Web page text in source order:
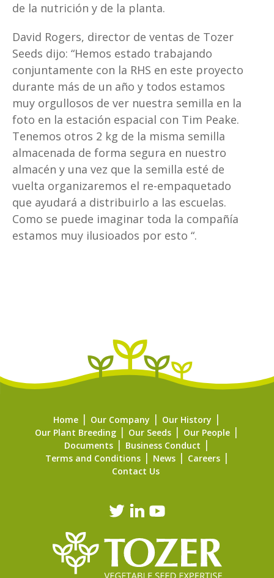
de la nutrición y de la planta.
David Rogers, director de ventas de Tozer
Seeds dijo: “Hemos estado trabajando
conjuntamente con la RHS en este proyecto
durante más de un año y todos estamos
muy orgullosos de ver nuestra semilla en la
foto en la estación espacial con Tim Peake.
Tenemos otros 2 kg de la misma semilla
almacenada de forma segura en nuestro
almacén y una vez que la semilla esté de
vuelta organizaremos el re-empaquetado
que ayudará a distribuirlo a las escuelas.
Como se puede imaginar toda la compañía
estamos muy ilusioados por esto “.
Home Our Company
Our History
Our Plant Breeding
Our Seeds
Our People
Documents
Business Conduct
Terms and Conditions
News
Careers
Contact Us